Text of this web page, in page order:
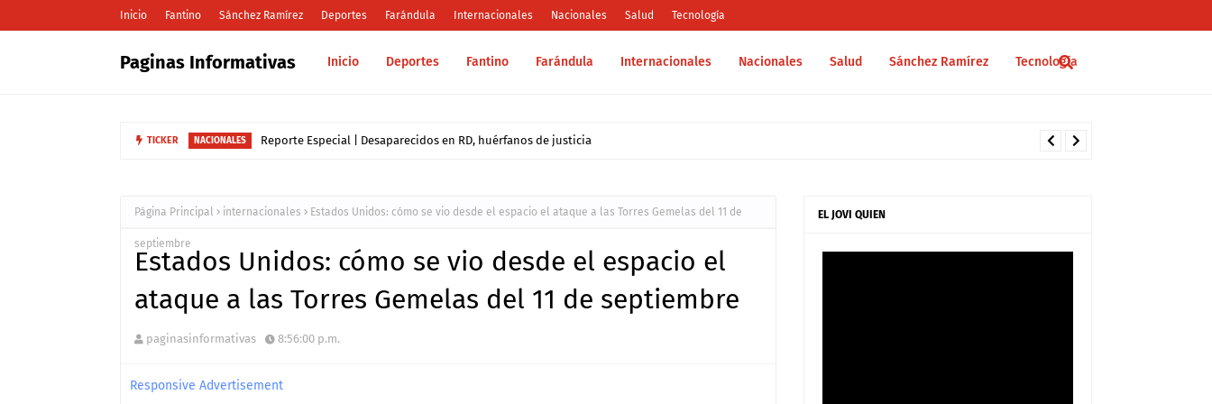
Inicio Fantino Sánchez Ramírez Deportes Farándula Internacionales Nacionales Salud Tecnología
Paginas Informativas Inicio Deportes Fantino Farándula Internacionales Nacionales Salud Sánchez Ramírez Tecnología
TICKER INTERNACIONALES Trump llama a Petro "líder del narcotráfico" y anuncia fin de ayuda financiera a Colombia
Página Principal internacionales Estados Unidos: cómo se vio desde el espacio el ataque a las Torres Gemelas del 11 de
septiembre
Estados Unidos: cómo se vio desde el espacio el
ataque a las Torres Gemelas del 11 de septiembre
paginasinformativas 8:56:00 p.m.
Responsive Advertisement
EL JOVI QUIEN